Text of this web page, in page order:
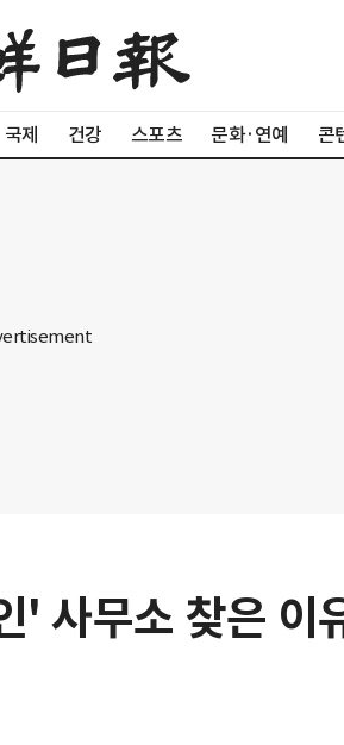
국제 건강 스포츠 문화·연예 콘
' 사무소 찾은 이